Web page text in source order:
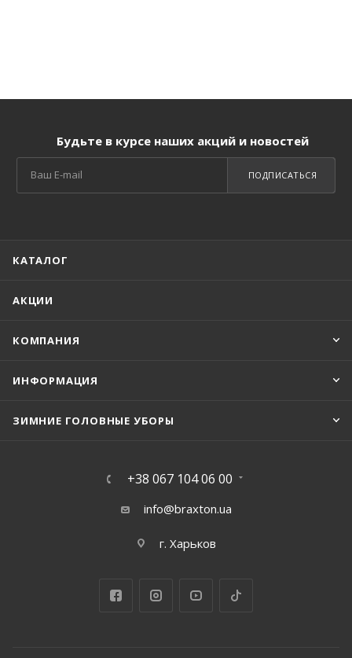
Будьте в курсе наших акций и новостей
ПОДПИСАТЬСЯ
КАТАЛОГ
АКЦИИ
КОМПАНИЯ
ИНФОРМАЦИЯ
ЗИМНИЕ ГОЛОВНЫЕ УБОРЫ
+38 067 104 06 00
info@braxton.ua
г. Харьков